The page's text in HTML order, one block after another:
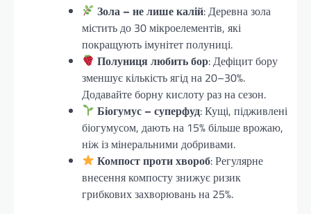
Зола – не лише калій: Деревна зола
містить до 30 мікроелементів, які
покращують імунітет полуниці.
Полуниця любить бор: Дефіцит бору
зменшує кількість ягід на 20–30%.
Додавайте борну кислоту раз на сезон.
Біогумус – суперфуд: Кущі, підживлені
біогумусом, дають на 15% більше врожаю,
ніж із мінеральними добривами.
Компост проти хвороб: Регулярне
внесення компосту знижує ризик
грибкових захворювань на 25%.